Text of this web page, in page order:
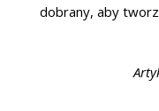
dobrany, aby